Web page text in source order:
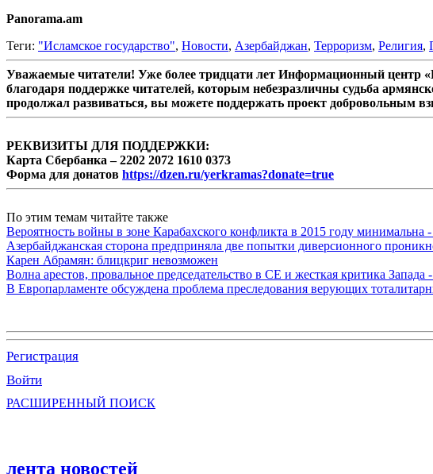
Panorama.am
Теги: "Исламское государство", Новости, Азербайджан, Терроризм, Религия,
Уважаемые читатели! Уже более тридцати лет Информационный центр
благодаря поддержке читателей, которым небезразличны судьба
продолжал развиваться, вы можете поддержать проект добровольным
РЕКВИЗИТЫ ДЛЯ ПОДДЕРЖКИ:
Карта Сбербанка – 2202 2072 1610 0373
Форма для донатов https://dzen.ru/yerkramas?donate=true
По этим темам читайте также
Вероятность войны в зоне Карабахского конфликта в 2015 году минимальна -
Азербайджанская сторона предприняла две попытки диверсионного
Карен Абрамян: блицкриг невозможен
Волна арестов, провальное председательство в СЕ и жесткая критика
В Европарламенте обсуждена проблема преследования верующих
Регистрация
Войти
РАСШИРЕННЫЙ ПОИСК
лента новостей